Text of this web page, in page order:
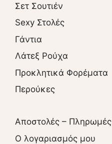
Σετ Σουτιέν
Sexy Στολές
Γάντια
Λάτεξ Ρούχα
Προκλητικά Φορέματα
Περούκες
Αποστολές – Πληρωμές
O λογαριασμός μου